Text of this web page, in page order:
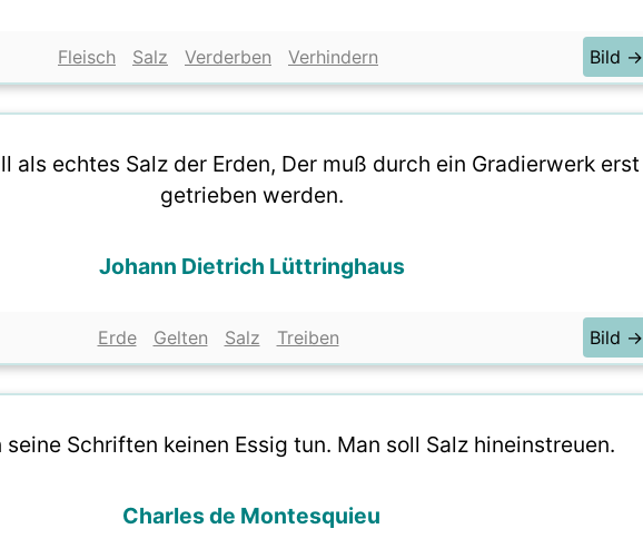
Fleisch Salz Verderben Verhindern Bild →
als echtes Salz der Erden, Der muß durch ein Gradierwerk erst
getrieben werden.
Johann Dietrich Lüttringhaus
Erde Gelten Salz Treiben Bild →
seine Schriften keinen Essig tun. Man soll Salz hineinstreuen.
Charles de Montesquieu